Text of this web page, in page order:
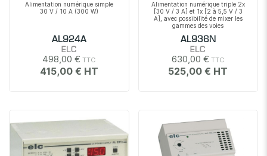
Alimentation numérique simple
30 V / 10 A (300 W)
AL924A
ELC
498,00 €
415,00 €
Alimentation numérique triple 2x
[30 V / 3 A] et 1x [2 à 5,5 V / 3
A], avec possibilité de mixer les
gammes des voies
AL936N
ELC
630,00 €
525,00 €